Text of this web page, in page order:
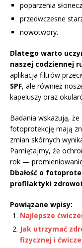
poparzenia
przedwczesne
nowotwory.
Dlatego warto
naszej codziennej
aplikacja filtrów
SPF, ale również
kapeluszy oraz
Badania wskazują,
fotoprotekcję mają
zmian skórnych
Pamiętajmy, że
rok —
Dbałość o
profilaktyki
Powiązane wpisy:
Najlepsze
Jak utrzymać
fizycznej i